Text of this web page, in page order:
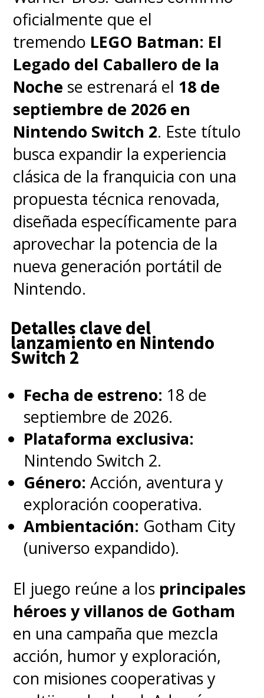
Hamada, que asumió la
presidencia de DC Films en
2018, finalmente optó por
permanecer en su puesto, por
ahora, al menos hasta el
estreno de "Black Adam" con
Dwayne Johnson , programado
para el 21 de octubre.
"Hace una pausa. La decisión no
ha sido tomada para hacer esta
adversidad, todavía", dijo una
fuente.
Por su parte,Adil El Arbi, uno
de los dos directores de la
cancelada película
protagonizada por "Babs",
reveló en sus Stories de
Instagram una foto de la cinta
que muestra aLeslie Grace
como "Batgirl" junto al
"Batman" de Michael Keaton
un encuentro que ya no
estudio decidiera dar término al
proyecto, queno se lanzará ni
en cines ni streaming.
Adil El Arbi has shared a
oficialmente que el
tremendo LEGO Batman: El
Legado del Caballero de la
Noche se estrenará el 18 de
septiembre de 2026 en
Nintendo Switch 2. Este título
busca expandir la experiencia
clásica de la franquicia con una
propuesta técnica renovada,
diseñada específicamente para
aprovechar la potencia de la
nueva generación portátil de
Nintendo.
Detalles clave del
lanzamiento en Nintendo
Switch 2
Fecha de estreno: 18 de
septiembre de 2026.
Plataforma exclusiva:
Nintendo Switch 2.
Género: Acción, aventura y
exploración cooperativa.
Ambientación: Gotham City
(universo expandido).
El juego reúne a los principales
héroes y villanos de Gotham
en una campaña que mezcla
acción, humor y exploración,
con misiones cooperativas y